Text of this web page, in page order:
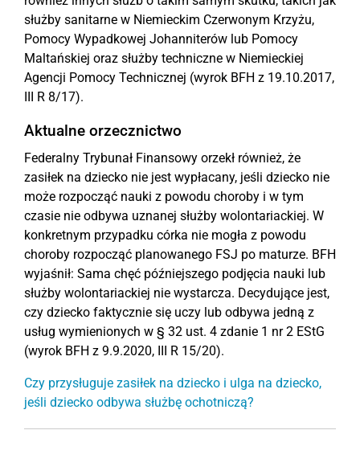
służby sanitarne w Niemieckim Czerwonym Krzyżu,
Pomocy Wypadkowej Johanniterów lub Pomocy
Maltańskiej oraz służby techniczne w Niemieckiej
Agencji Pomocy Technicznej (wyrok BFH z 19.10.2017,
III R 8/17).
Aktualne orzecznictwo
Federalny Trybunał Finansowy orzekł również, że
zasiłek na dziecko nie jest wypłacany, jeśli dziecko nie
może rozpocząć nauki z powodu choroby i w tym
czasie nie odbywa uznanej służby wolontariackiej. W
konkretnym przypadku córka nie mogła z powodu
choroby rozpocząć planowanego FSJ po maturze. BFH
wyjaśnił: Sama chęć późniejszego podjęcia nauki lub
służby wolontariackiej nie wystarcza. Decydujące jest,
czy dziecko faktycznie się uczy lub odbywa jedną z
usług wymienionych w § 32 ust. 4 zdanie 1 nr 2 EStG
(wyrok BFH z 9.9.2020, III R 15/20).
Czy przysługuje zasiłek na dziecko i ulga na dziecko,
jeśli dziecko odbywa służbę ochotniczą?